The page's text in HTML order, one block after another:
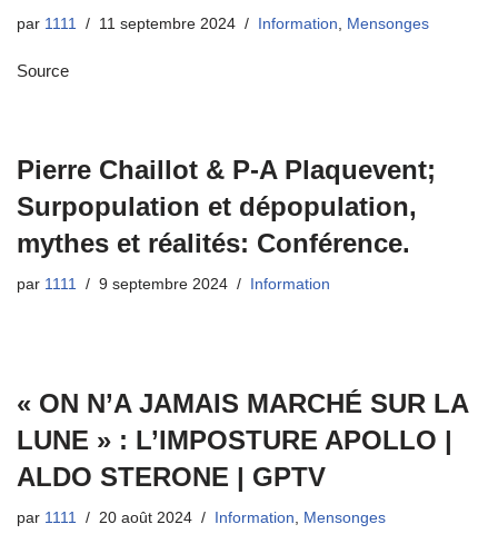
par 1111 11 septembre 2024 Information, Mensonges
Source
Pierre Chaillot & P-A Plaquevent;
Surpopulation et dépopulation,
mythes et réalités: Conférence.
par 1111 9 septembre 2024 Information
« ON N’A JAMAIS MARCHÉ SUR LA
LUNE » : L’IMPOSTURE APOLLO |
ALDO STERONE | GPTV
par 1111 20 août 2024 Information, Mensonges